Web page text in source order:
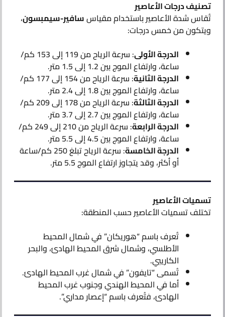
تصنيف درجات الأعاصير
تُقاس شدة الأعاصير باستخدام مقياسسافير-سيمبسون،
ويتكون من خمس درجات:
الدرجة الأولى
: سرعة الرياح من 119 إلى 153 كم/
ساعة، وارتفاع الموج بين 1.2 إلى 1.5 متر.
الدرجة الثانية
: سرعة الرياح من 154 إلى 177 كم/
ساعة، وارتفاع الموج بين 1.8 إلى 2.4 متر.
الدرجة الثالثة
: سرعة الرياح من 178 إلى 209 كم/
ساعة، وارتفاع الموج بين 2.7 إلى 3.7 متر.
الدرجة الرابعة
: سرعة الرياح من 210 إلى 249 كم/
ساعة، وارتفاع الموج بين 4.5 إلى 5.5 متر.
الدرجة الخامسة
: سرعة الرياح تبلغ 250 كم/ساعة
أو أكثر، وقد يتجاوز ارتفاع الموج 5.5 متر.
تسميات الأعاصير
تختلف تسميات الأعاصير حسب المنطقة:
تُعرف باسم “هوريكان” في شمال المحيط
الأطلسي، وشمال شرق المحيط الهادئ، والبحر
الكاريبي.
تُسمى “تايفون” في شمال غرب المحيط الهادئ.
أما في المحيط الهندي وجنوب غرب المحيط
الهادئ، فتُعرف باسم “إعصار مداري”.